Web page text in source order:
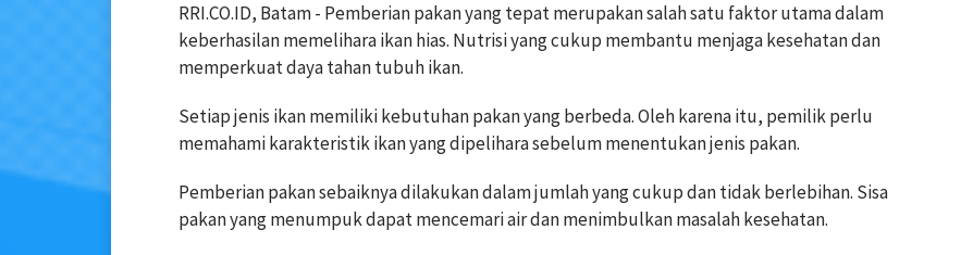
RRI.CO.ID, Batam - Pemberian pakan yang tepat merupakan salah satu faktor utama dalam
keberhasilan memelihara ikan hias. Nutrisi yang cukup membantu menjaga kesehatan dan
memperkuat daya tahan tubuh ikan.
Setiap jenis ikan memiliki kebutuhan pakan yang berbeda. Oleh karena itu, pemilik perlu
memahami karakteristik ikan yang dipelihara sebelum menentukan jenis pakan.
Pemberian pakan sebaiknya dilakukan dalam jumlah yang cukup dan tidak berlebihan. Sisa
pakan yang menumpuk dapat mencemari air dan menimbulkan masalah kesehatan.